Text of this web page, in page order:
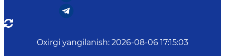
Oxirgi yangilanish: 2026-08-06 17:15:03